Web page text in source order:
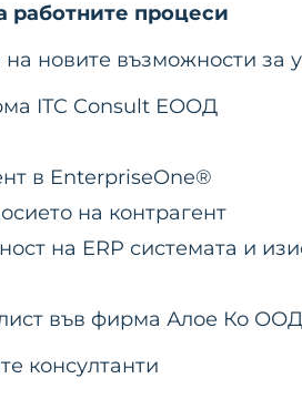
работните процеси
новите възможности за
ITC Consult ЕООД
в EnterpriseOne®
на контрагент
на ERP системата и
във фирма Алое Ко ООД
консултанти